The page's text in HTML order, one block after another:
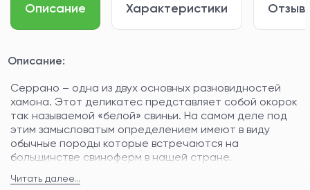
Описание Характеристики
Описание:
Серрано – одна из двух основных разновидностей
хамона. Этот деликатес представляет собой окорок
так называемой «белой» свиньи. На самом деле под
этим замысловатым определением имеют в виду
обычные породы которые встречаются на
большинстве свиноферм в нашей стране.
Серрано может иметь разный срок выдержки: от семи
Читать далее...